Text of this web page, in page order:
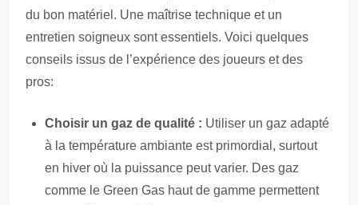
du bon matériel. Une maîtrise technique et un
entretien soigneux sont essentiels. Voici quelques
conseils issus de l’expérience des joueurs et des
pros:
Choisir un gaz de qualité : Utiliser un gaz adapté
à la température ambiante est primordial, surtout
en hiver où la puissance peut varier. Des gaz
comme le Green Gas haut de gamme permettent